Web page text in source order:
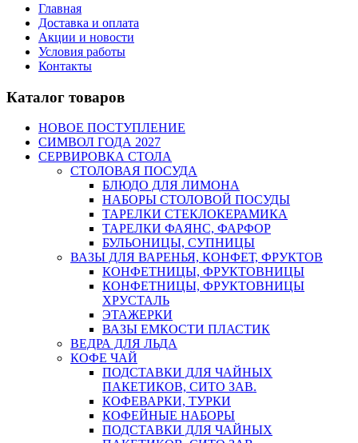
Главная
Доставка и оплата
Акции и новости
Условия работы
Контакты
Каталог товаров
НОВОЕ ПОСТУПЛЕНИЕ
СИМВОЛ ГОДА 2027
СЕРВИРОВКА СТОЛА
СТОЛОВАЯ ПОСУДА
БЛЮДО ДЛЯ ЛИМОНА
НАБОРЫ СТОЛОВОЙ ПОСУДЫ
ТАРЕЛКИ СТЕКЛОКЕРАМИКА
ТАРЕЛКИ ФАЯНС, ФАРФОР
БУЛЬОНИЦЫ, СУПНИЦЫ
ВАЗЫ ДЛЯ ВАРЕНЬЯ, КОНФЕТ, ФРУКТОВ
КОНФЕТНИЦЫ, ФРУКТОВНИЦЫ
КОНФЕТНИЦЫ, ФРУКТОВНИЦЫ
ХРУСТАЛЬ
ЭТАЖЕРКИ
ВАЗЫ ЕМКОСТИ ПЛАСТИК
ВЕДРА ДЛЯ ЛЬДА
КОФЕ ЧАЙ
ПОДСТАВКИ ДЛЯ ЧАЙНЫХ
ПАКЕТИКОВ, СИТО ЗАВ.
КОФЕВАРКИ, ТУРКИ
КОФЕЙНЫЕ НАБОРЫ
ПОДСТАВКИ ДЛЯ ЧАЙНЫХ